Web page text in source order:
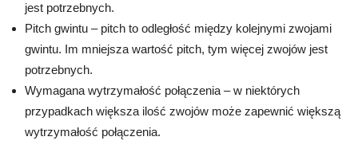
jest potrzebnych.
Pitch gwintu – pitch to odległość między kolejnymi zwojami
gwintu. Im mniejsza wartość pitch, tym więcej zwojów jest
potrzebnych.
Wymagana wytrzymałość połączenia – w niektórych
przypadkach większa ilość zwojów może zapewnić większą
wytrzymałość połączenia.